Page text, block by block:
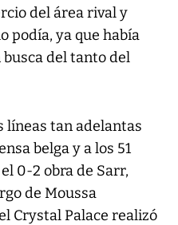
del área rival y
podía, ya que había
del tanto del
líneas tan adelantas
belga y a los 51
0-2 obra de Sarr,
de Moussa
Crystal Palace realizó